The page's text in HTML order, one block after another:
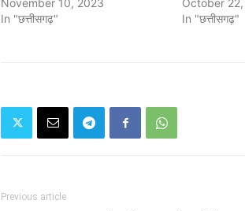
November 10, 2023
In "छत्तीसगढ़"
October
In "छत्तीसगढ़"
Previous article